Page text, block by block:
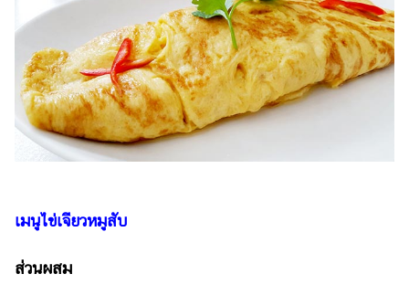
เมนูไข่เจียวหมูสับ
ส่วนผสม